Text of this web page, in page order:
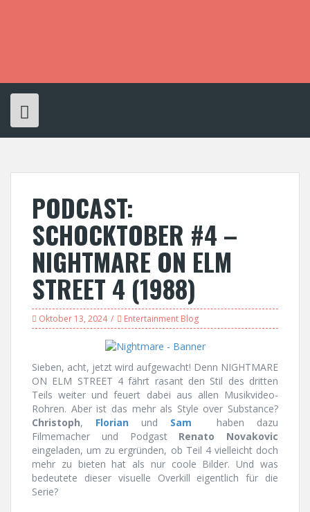
PODCAST:
SCHOCKTOBER #4 –
NIGHTMARE ON ELM
STREET 4 (1988)
Oktober 13, 2024 Entertainment Blog
Sieben, acht, jetzt wird aufgewacht! Denn NIGHTMARE
ON ELM STREET 4 fährt rasant den Stil des dritten
Teils weiter und feuert dabei aus allen Musikvideo-
Rohren. Aber ist das mehr als Style over Substance?
Christoph, Florian und Sam haben dazu
Filmemacher und Podgast Renato
Novakovic
eingeladen, um zu ergründen, ob Teil 4 vielleicht doch
mehr zu bieten hat als nur coole Bilder. Und was
bedeutete dieser visuelle Overkill eigentlich für die
Serie?